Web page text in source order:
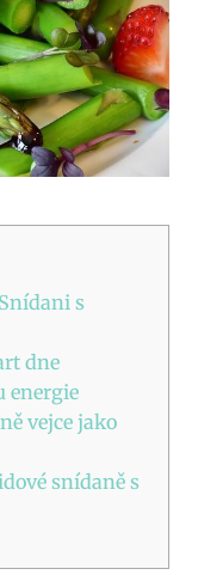
s
dne
energie
vejce jako
snídaně s